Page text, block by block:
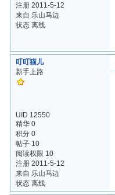
注册 2011-5-12
来自 乐山马边
状态 离线
叮叮猫儿
新手上路
UID 12550
精华 0
积分 0
帖子 10
阅读权限 10
注册 2011-5-12
来自 乐山马边
状态 离线